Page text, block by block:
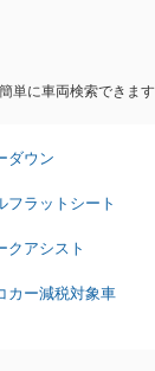
単に車両検索できます
ダウン
フラットシート
クアシスト
カー減税対象車